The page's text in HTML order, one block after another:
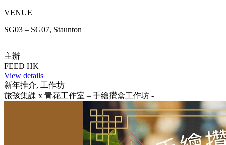
VENUE
SG03 – SG07, Staunton
主辦
FEED HK
View details
新年推介, 工作坊
旅孩集課 x 青花工作室 – 手繪攢盒工作坊 -